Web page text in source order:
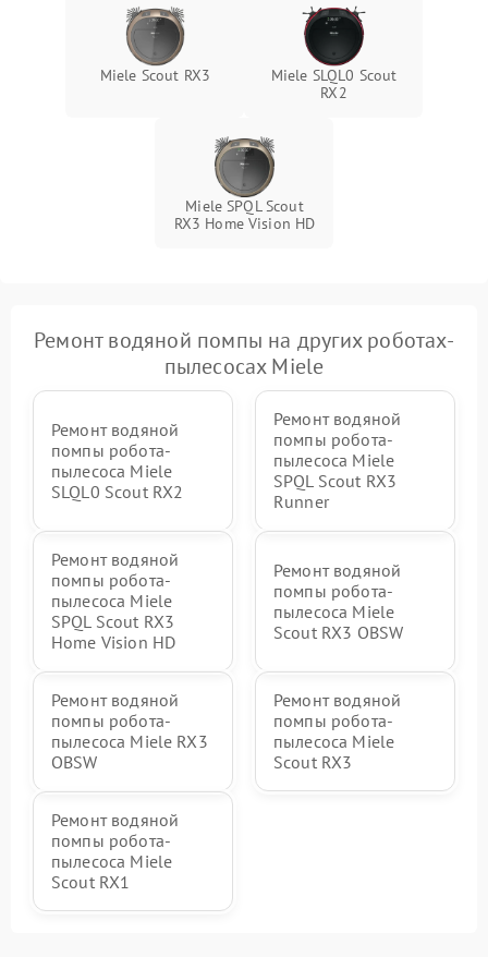
Miele Scout RX3
Miele SLQL0 Scout
RX2
Miele SPQL Scout
RX3 Home Vision HD
Ремонт водяной помпы на других роботах-
пылесосах Miele
Ремонт водяной
помпы робота-
пылесоса Miele
SLQL0 Scout RX2
Ремонт водяной
помпы робота-
пылесоса Miele
SPQL Scout RX3
Runner
Ремонт водяной
помпы робота-
пылесоса Miele
SPQL Scout RX3
Home Vision HD
Ремонт водяной
помпы робота-
пылесоса Miele
Scout RX3 OBSW
Ремонт водяной
помпы робота-
пылесоса Miele RX3
OBSW
Ремонт водяной
помпы робота-
пылесоса Miele
Scout RX3
Ремонт водяной
помпы робота-
пылесоса Miele
Scout RX1